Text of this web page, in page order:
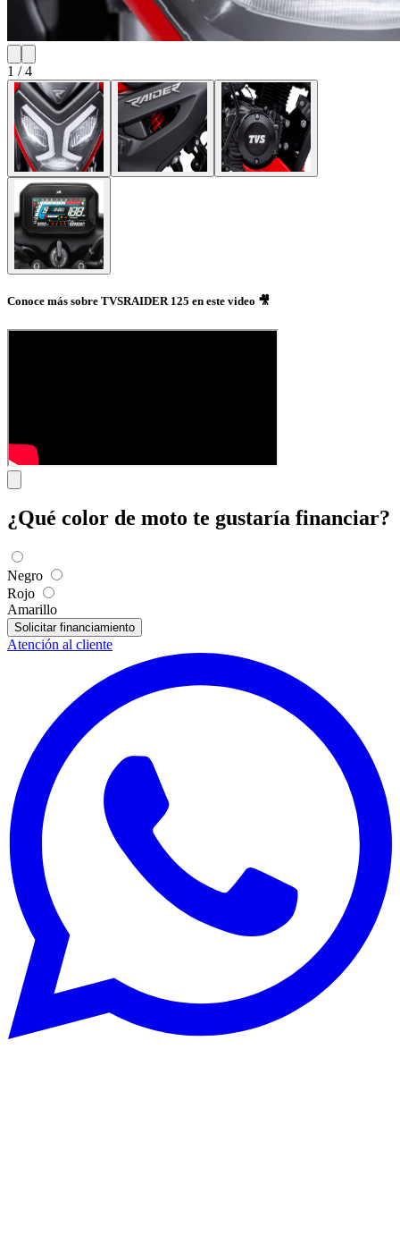
1 /4
Conoce más sobre TVSRAIDER 125 en este video 🎥
¿Qué color de moto te gustaría financiar?
Negro
Rojo
Amarillo
Solicitar financiamiento
Atención al cliente